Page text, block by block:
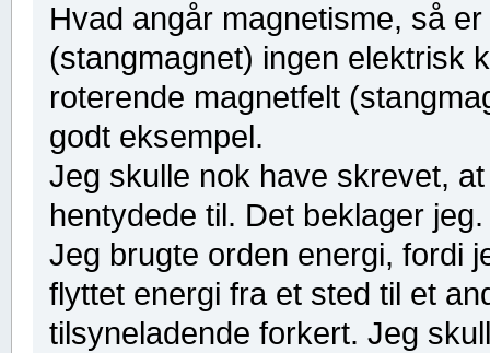
Hvad angår magnetisme, så
(stangmagnet) ingen elektrisk
roterende magnetfelt
godt eksempel.
Jeg skulle nok have skrevet,
hentydede til. Det beklager jeg.
Jeg brugte orden energi, fordi
flyttet energi fra et sted til et
tilsyneladende forkert. Jeg